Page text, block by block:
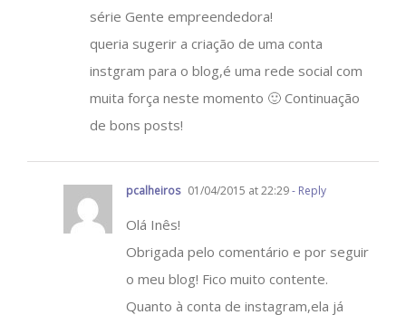
série Gente empreendedora!
queria sugerir a criação de uma conta
instgram para o blog,é uma rede social com
muita força neste momento 🙂 Continuação
de bons posts!
pcalheiros 01/04/2015 at 22:29- Reply
Olá Inês!
Obrigada pelo comentário e por seguir
o meu blog! Fico muito contente.
Quanto à conta de instagram,ela já